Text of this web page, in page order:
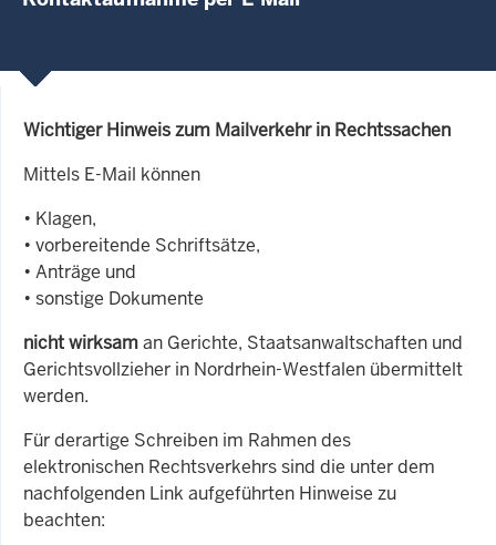
Wichtiger Hinweis zum Mailverkehr in Rechtssachen
Mittels E-Mail können
• Klagen,
• vorbereitende Schriftsätze,
• Anträge und
• sonstige Dokumente
nicht wirksaman Gerichte, Staatsanwaltschaften und
Gerichtsvollzieher in Nordrhein-Westfalen übermittelt
werden.
Für derartige Schreiben im Rahmen des
elektronischen Rechtsverkehrs sind die unter dem
nachfolgenden Link aufgeführten Hinweise zu
beachten: